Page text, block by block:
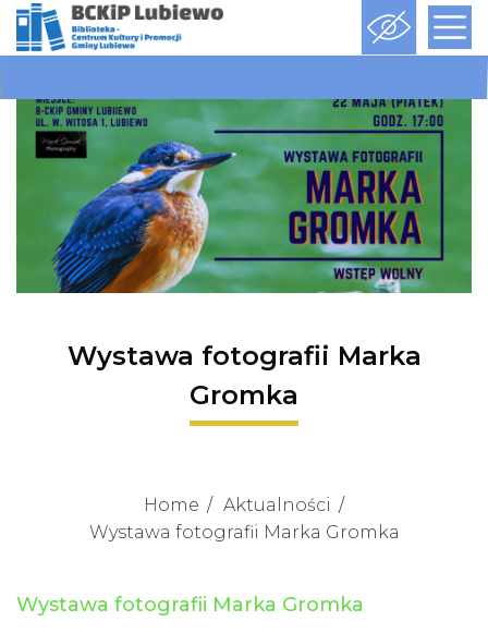
Wystawa fotografii Marka
Gromka
Home
Aktualności
Wystawa fotografii Marka Gromka
Wystawa fotografii Marka Gromka